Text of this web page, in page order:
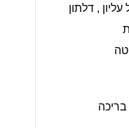
עליון ,דלתון
בריכה